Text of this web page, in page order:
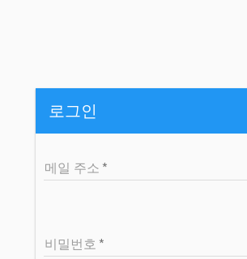
로그인
메일 주소
비밀번호